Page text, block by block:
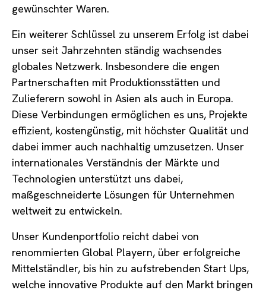
gewünschter Waren.
Ein weiterer Schlüssel zu unserem Erfolg ist dabei
unser seit Jahrzehnten ständig wachsendes
globales Netzwerk. Insbesondere die engen
Partnerschaften mit Produktionsstätten und
Zulieferern sowohl in Asien als auch in Europa.
Diese Verbindungen ermöglichen es uns, Projekte
effizient, kostengünstig, mit höchster Qualität und
dabei immer auch nachhaltig umzusetzen. Unser
internationales Verständnis der Märkte und
Technologien unterstützt uns dabei,
maßgeschneiderte Lösungen für Unternehmen
weltweit zu entwickeln.
Unser Kundenportfolio reicht dabei von
renommierten Global Playern, über erfolgreiche
Mittelständler, bis hin zu aufstrebenden Start Ups,
welche innovative Produkte auf den Markt bringen